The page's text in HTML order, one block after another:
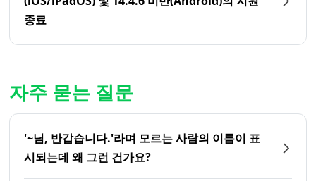
종료
자주 묻는 질문
'~님, 반갑습니다.'라며 모르는 사람의 이름이 표
시되는데 왜 그런 건가요?